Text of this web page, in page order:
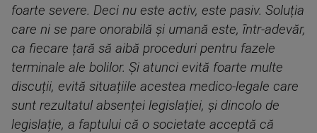
foarte severe. Deci nu este activ, este pasiv. Soluția
care ni se pare onorabilă și umană este, într-adevăr,
ca fiecare țară să aibă proceduri pentru fazele
terminale ale bolilor. Și atunci evită foarte multe
discuții, evită situațiile acestea medico-legale care
sunt rezultatul absenței legislației, și dincolo de
legislație, a faptului că o societate acceptă că